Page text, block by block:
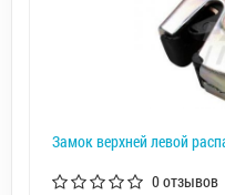
Замок верхней левой
0 отзывов